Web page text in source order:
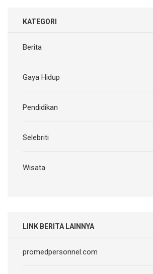
KATEGORI
Berita
Gaya Hidup
Pendidikan
Selebriti
Wisata
LINK BERITA LAINNYA
promedpersonnel.com